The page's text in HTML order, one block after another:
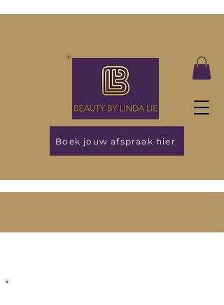
Boek jouw afspraak hier